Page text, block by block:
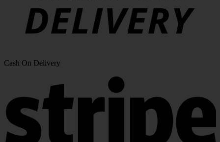
Cash On Delivery